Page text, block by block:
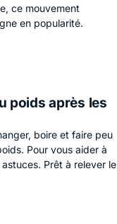
ce mouvement
en popularité.
poids après les
boire et faire peu
Pour vous aider à
Prêt à relever le